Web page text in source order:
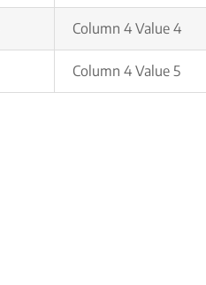
Column 4 Value 4
Column 4 Value 5